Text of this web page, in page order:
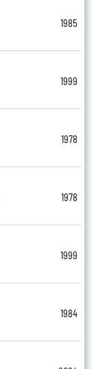
1985
1999
1978
1978
1999
1984